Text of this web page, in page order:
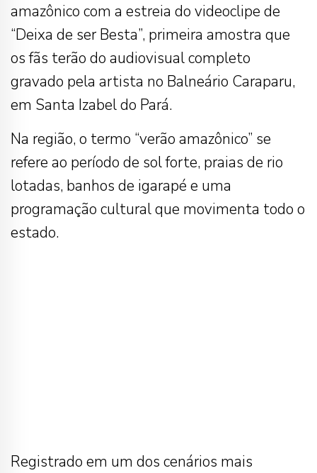
amazônico com a estreia do videoclipe de
“Deixa de ser Besta”, primeira amostra que
os fãs terão do audiovisual completo
gravado pela artista no Balneário Caraparu,
em Santa Izabel do Pará.
Na região, o termo “verão amazônico” se
refere ao período de sol forte, praias de rio
lotadas, banhos de igarapé e uma
programação cultural que movimenta todo o
estado.
Registrado em um dos cenários mais